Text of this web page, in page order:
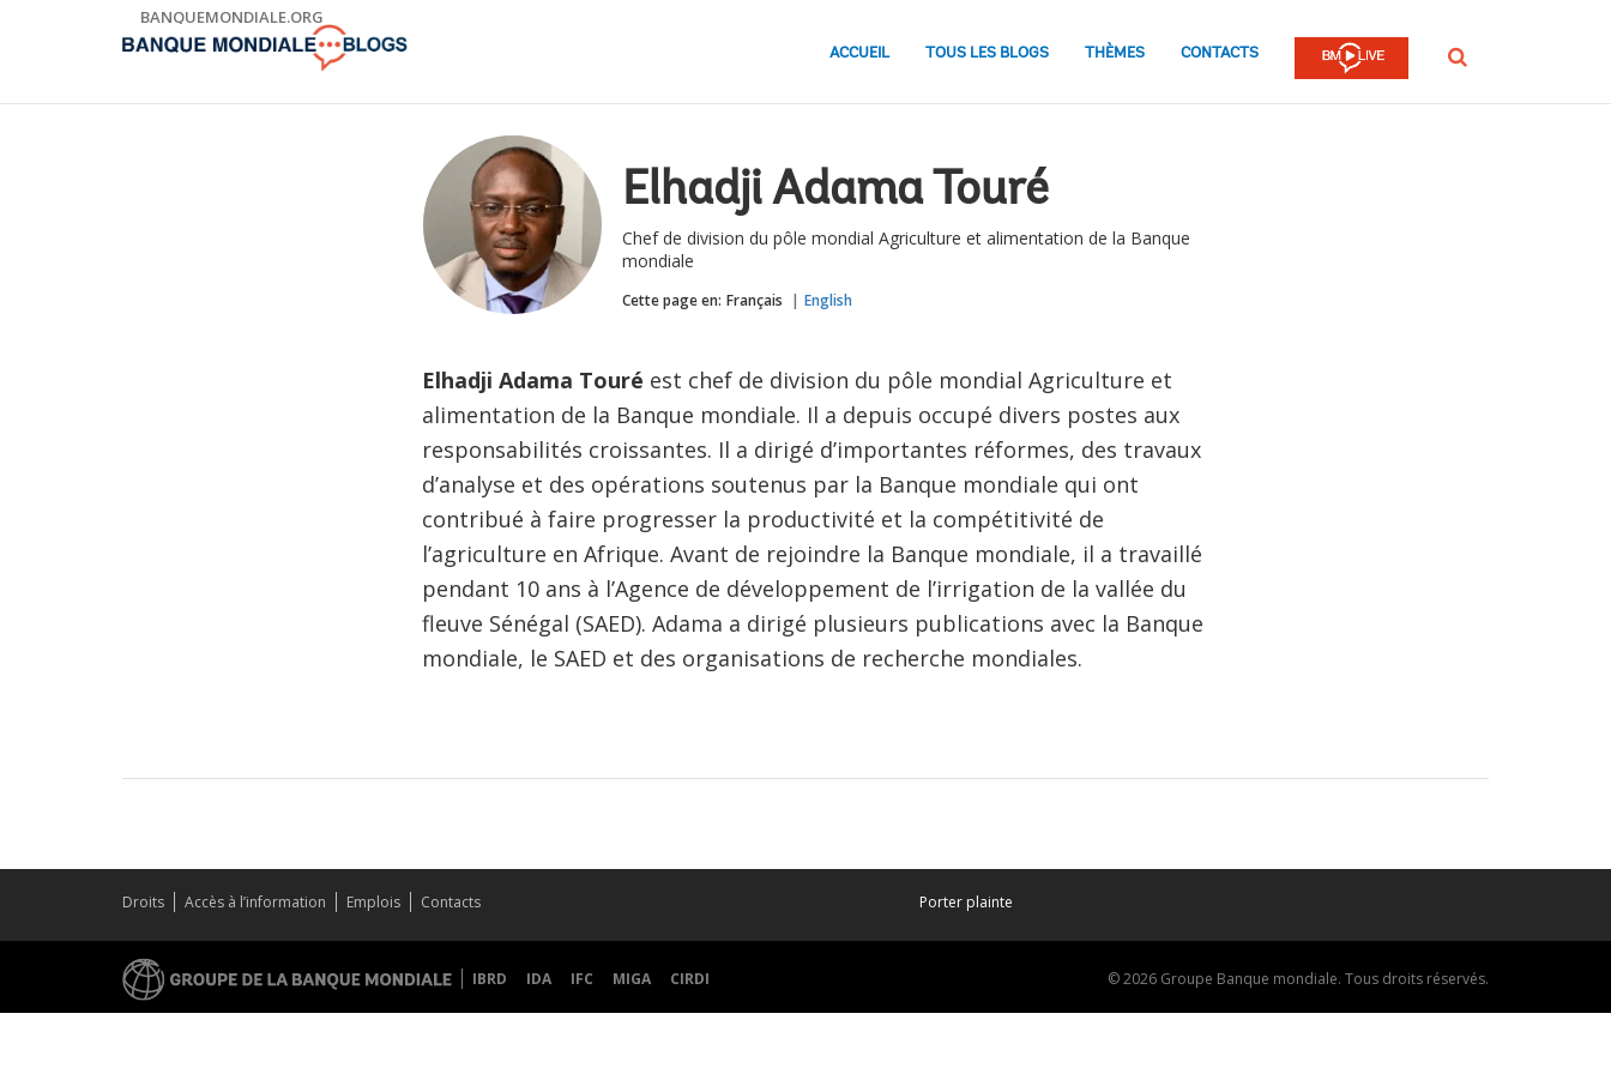
BANQUEMONDIALE.ORG
ACCUEIL TOUS LES BLOGS THÈMES CONTACTS Rechercher
Elhadji Adama Touré
Chef de division du pôle mondial Agriculture et alimentation de la Banque
mondiale
Cette page en: Français English
Elhadji Adama Touré est chef de division du pôle mondial Agriculture et
alimentation de la Banque mondiale. Il a depuis occupé divers postes aux
responsabilités croissantes. Il a dirigé d’importantes réformes, des travaux
d’analyse et des opérations soutenus par la Banque mondiale qui ont
contribué à faire progresser la productivité et la compétitivité de
l’agriculture en Afrique. Avant de rejoindre la Banque mondiale, il a travaillé
pendant 10 ans à l’Agence de développement de l’irrigation de la vallée du
fleuve Sénégal (SAED). Adama a dirigé plusieurs publications avec la Banque
mondiale, le SAED et des organisations de recherche mondiales.
Droits Accès à l’information Emplois Contacts Porter plainte
IBRD IDA IFC MIGA CIRDI © 2026 Groupe Banque mondiale. Tous droits réservés.